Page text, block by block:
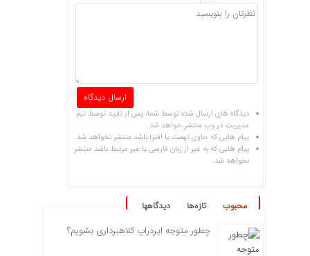
دیدگاه های ارسال شده توسط شما، پس از تایید توسط تیم
مدیریت در وب منتشر خواهد شد.
پیام هایی که حاوی تهمت یا افترا باشد منتشر نخواهد شد.
پیام هایی که به غیر از زبان فارسی یا غیر مرتبط باشد منتشر
نخواهد شد.
محبوب تازه‌ها دیدگاهها
چطور متوجه ایردراپ کلاهبرداری بشویم؟